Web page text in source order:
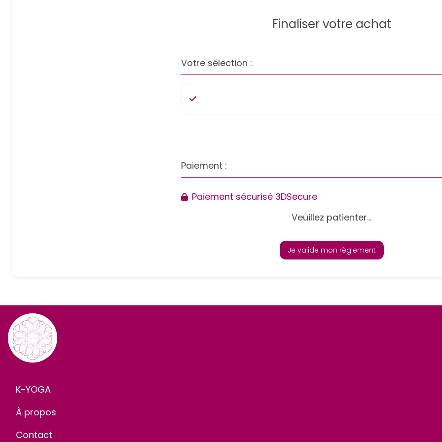
Finaliser votre achat
Votre sélection :
Paiement :
Paiement sécurisé 3DSecure
Veuillez patienter...
Je valide mon règlement
K-YOGA
À propos
Contact